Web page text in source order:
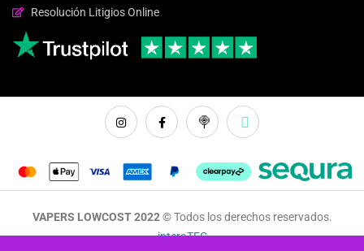
Resolución Litigios Online
VAPERS LOWCOST 2022 ©Todos los derechos reservados.
interaTEC